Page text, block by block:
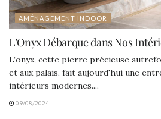
AMÉNAGEMENT INDOOR
L’Onyx Débarque dans Nos
L’onyx, cette pierre précieuse
et aux palais, fait aujourd'hui une
intérieurs modernes....
09/08/2024